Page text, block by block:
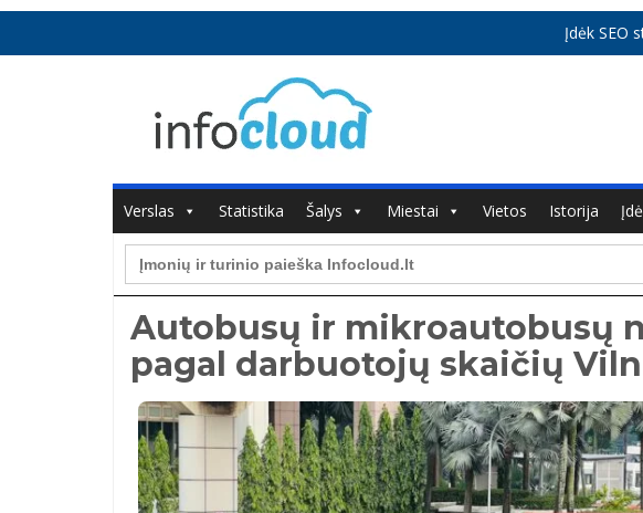
Įdėk SEO
Verslas Statistika Šalys Miestai Vietos Istorija
Search
for:
Autobusų ir mikroautobusų
pagal darbuotojų skaičių